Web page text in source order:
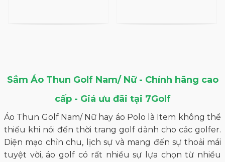
Sắm Áo Thun Golf Nam/ Nữ - Chính hãng cao
cấp - Giá ưu đãi tại 7Golf
Áo Thun Golf Nam/ Nữ hay áo Polo là Item không thể
thiếu khi nói đến thời trang golf dành cho các golfer.
Diện mạo chỉn chu, lịch sự và mang đến sự thoải mái
tuyệt vời, áo golf có rất nhiều sự lựa chọn từ nhiều